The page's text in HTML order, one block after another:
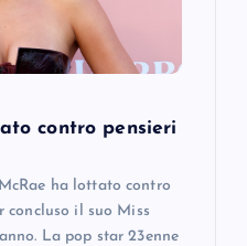
contro pensieri
ha lottato contro
concluso il suo Miss
La pop star 23enne